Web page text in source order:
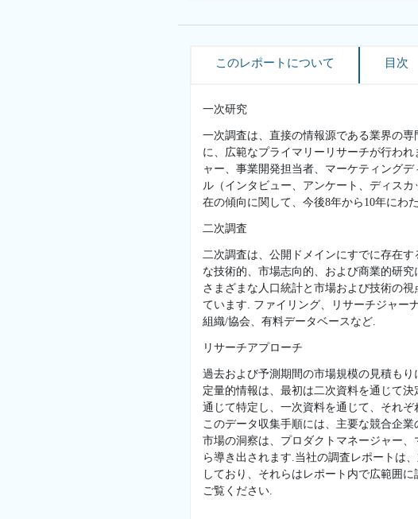
このレポートについて 目次
一次研究
一次調査は、直接の情報源である業界の
に、広範なプライマリーリサーチが行わ
ャー、事業開発担当者、マーケティング
ル（インタビュー、アンケート、ディス
在の傾向に関して、今後8年から10年にわ
二次調査
二次調査は、公開ドメインにすでに存在
な技術的、市場志向的、および商業的研
さまざまな人口統計と市場および技術の
ています. ファイリング、リサーチジャー
組織/協会、有料データベースなど.
リサーチアプローチ
過去および予測期間の市場規模の見積も
定量的情報は、最初は二次資料を通じて
通じて特定し、一次資料を通じて、それ
このデータ収集手順には、主要な競合企
市場の洞察は、プロダクトマネージャー
ら導き出されます.当社の調査レポートは
しており、それらはレポート内で広範囲
ご覧ください.